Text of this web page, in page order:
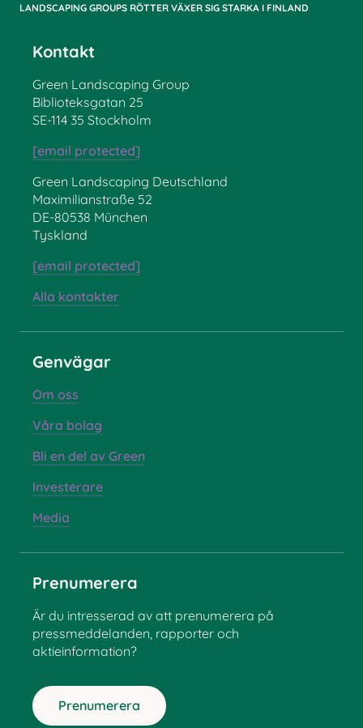
LANDSCAPING GROUPS RÖTTER VÄXER SIG STARKA I FINLAND
Kontakt
Green Landscaping Group
Biblioteksgatan 25
SE-114 35 Stockholm
[email protected]
Green Landscaping Deutschland
Maximilianstraße 52
DE-80538 München
Tyskland
[email protected]
Alla kontakter
Genvägar
Om oss
Våra bolag
Bli en del av Green
Investerare
Media
Prenumerera
Är du intresserad av att prenumerera på
pressmeddelanden, rapporter och
aktieinformation?
Prenumerera